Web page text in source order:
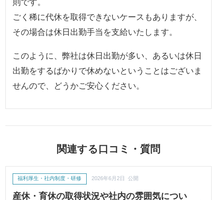
則です。
ごく稀に代休を取得できないケースもありますが、
その場合は休日出勤手当を支給いたします。
このように、弊社は休日出勤が多い、あるいは休日
出勤をするばかりで休めないということはございま
せんので、どうかご安心ください。
関連する口コミ・質問
産休・育休の取得状況や社内の雰囲気につい
福利厚生・社内制度・研修 2026年6月2日 公開